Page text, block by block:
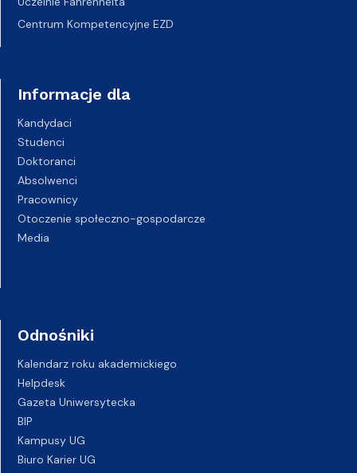
Centrum Kompetencyjne EZD
Informacje dla
Kandydaci
Studenci
Doktoranci
Absolwenci
Pracownicy
Otoczenie społeczno-gospodarcze
Media
Odnośniki
Kalendarz roku akademickiego
Helpdesk
Gazeta Uniwersytecka
BIP
Kampusy UG
Biuro Karier UG